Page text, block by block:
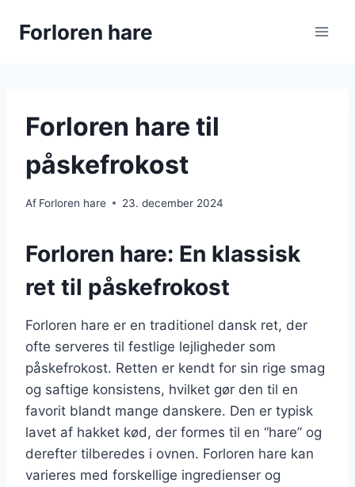
Forloren hare
Forloren hare til
påskefrokost
Af Forloren hare 23. december 2024
Forloren hare: En klassisk
ret til påskefrokost
Forloren hare er en traditionel dansk ret, der
ofte serveres til festlige lejligheder som
påskefrokost. Retten er kendt for sin rige smag
og saftige konsistens, hvilket gør den til en
favorit blandt mange danskere. Den er typisk
lavet af hakket kød, der formes til en “hare” og
derefter tilberedes i ovnen. Forloren hare kan
varieres med forskellige ingredienser og